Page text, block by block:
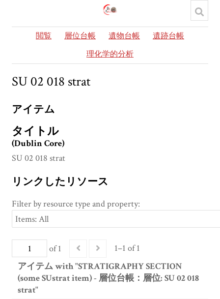
閲覧 層位台帳 遺物台帳
遺跡台帳
理化学的分析
SU 02 018 strat
アイテム
タイトル
(Dublin Core)
SU 02 018 strat
リンクしたリソース
Filter by resource type and property:
of 1
1–1 of 1
アイテム with "STRATIGRAPHY SECTION
(some SUstrat item) - 層位台帳：層位: SU 02 018
strat"